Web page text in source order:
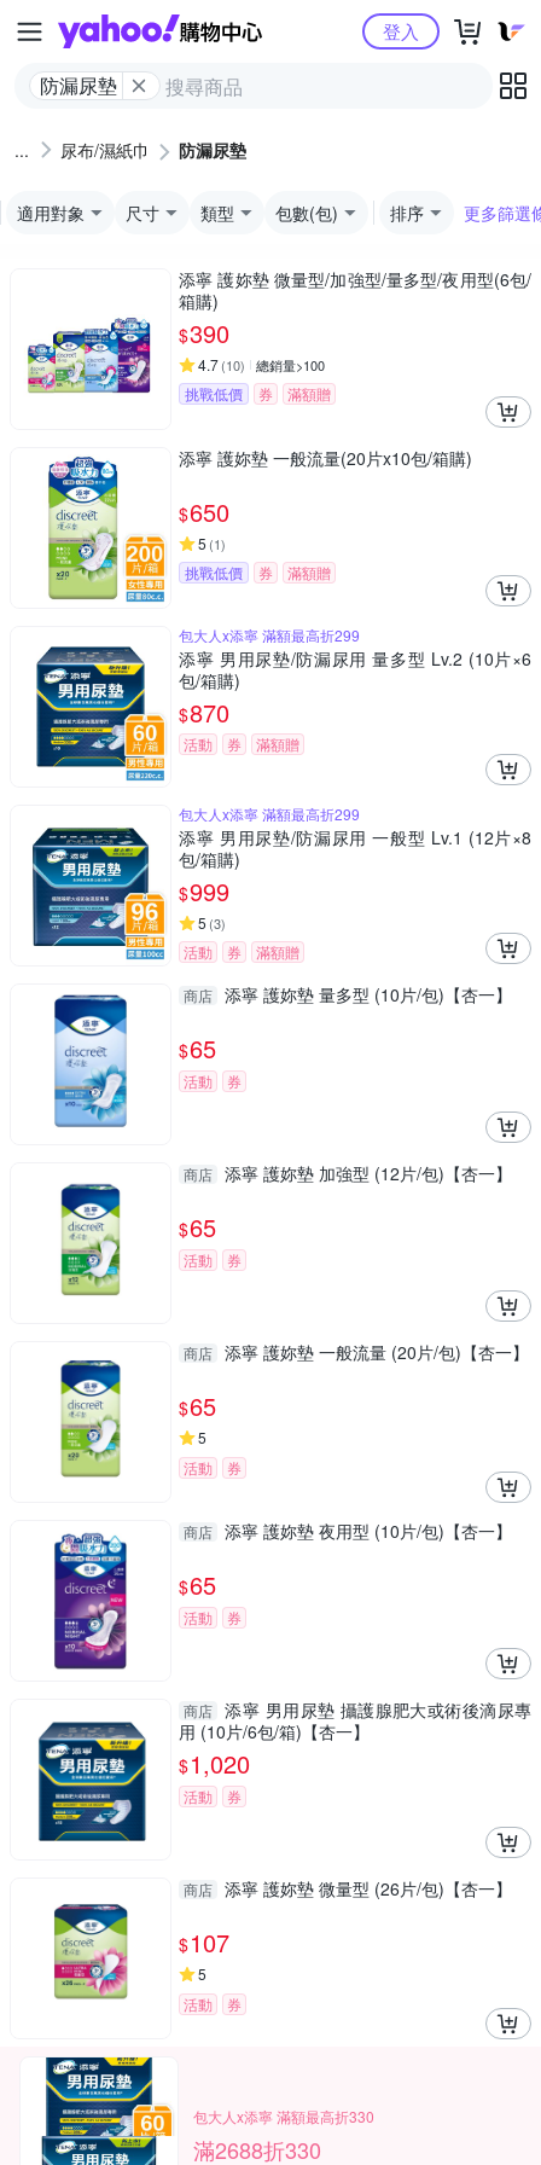
Yahoo購物中心
防漏尿墊
登入
尿布/濕紙巾 防漏尿墊
適用對象 尺寸 類型 包數(包) 排序 更多篩選
添寧 護妳墊 微量型/加強型/量多型/夜用型(6包/
箱購)
$390
4.7(10) 總銷量>100
挑戰低價 券 滿額贈
添寧 護妳墊 一般流量(20片x10包/箱購)
$650
5 (1)
挑戰低價 券 滿額贈
包大人x添寧 滿額最高折299
添寧 男用尿墊/防漏尿用 量多型 Lv.2 (10片×6
包/箱購)
$870
活動 券 滿額贈
包大人x添寧 滿額最高折299
添寧 男用尿墊/防漏尿用 一般型 Lv.1 (12片×8
包/箱購)
$999
5 (3)
活動 券 滿額贈
商店 添寧 護妳墊 量多型 (10片/包)【杏一】
$65
活動 券
商店 添寧 護妳墊 加強型 (12片/包)【杏一】
$65
活動 券
商店 添寧 護妳墊 一般流量 (20片/包)【杏一】
$65
5
活動
券
商店 添寧 護妳墊 夜用型 (10片/包)【杏一】
$65
活動 券
商店 添寧 男用尿墊 攝護腺肥大或術後滴尿專
用 (10片/6包/箱)【杏一】
$1,020
活動 券
商店 添寧 護妳墊 微量型 (26片/包)【杏一】
$107
5
活動
券
包大人x添寧 滿額最高折330
滿2688折330